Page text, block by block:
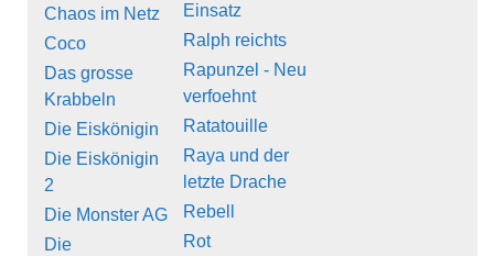
Chaos im Netz
Coco
Das grosse
Krabbeln
Die Eiskönigin
Die Eiskönigin
2
Die Monster AG
Die
Einsatz
Ralph reichts
Rapunzel - Neu
verfoehnt
Ratatouille
Raya und der
letzte Drache
Rebell
Rot